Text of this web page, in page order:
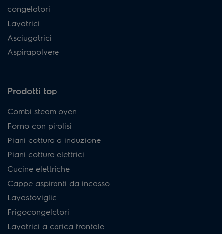
congelatori
Lavatrici
Asciugatrici
Aspirapolvere
Prodotti top
Combi steam oven
Forno con pirolisi
Piani cottura a induzione
Piani cottura elettrici
Cucine elettriche
Cappe aspiranti da incasso
Lavastoviglie
Frigocongelatori
Lavatrici a carica frontale